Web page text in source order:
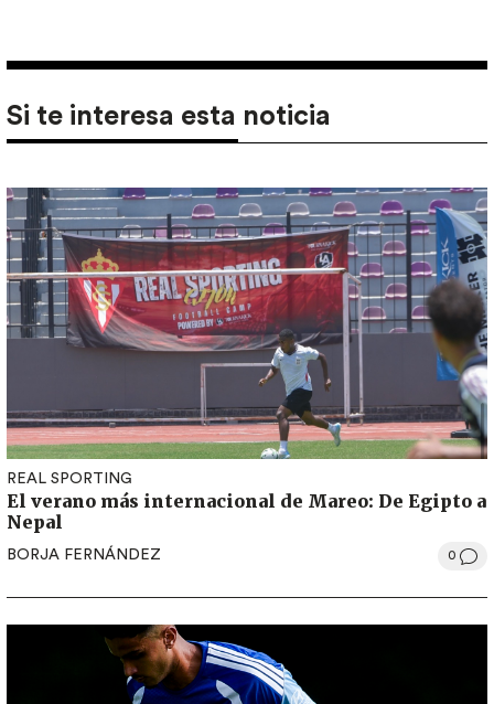
Si te interesa esta noticia
REAL SPORTING
El verano más internacional de Mareo: De Egipto a
Nepal
BORJA FERNÁNDEZ 0